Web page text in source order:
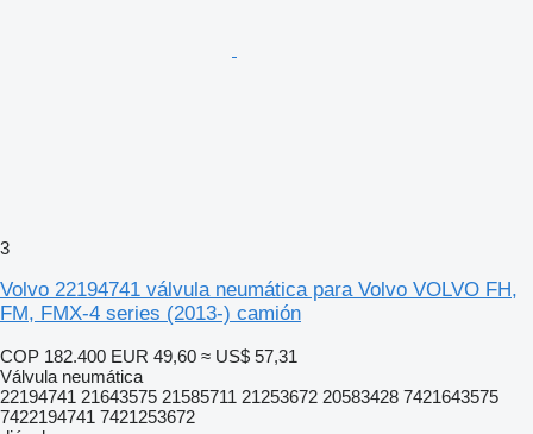
3
Volvo 22194741 válvula neumática para Volvo VOLVO FH,
FM, FMX-4 series (2013-) camión
COP 182.400 EUR 49,60 ≈ US$ 57,31
Válvula neumática
22194741 21643575 21585711 21253672 20583428 7421643575
7422194741 7421253672